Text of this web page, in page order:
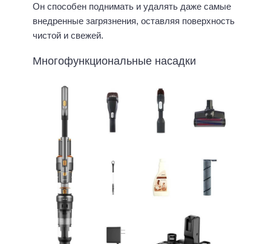
Он способен поднимать и удалять даже самые
внедренные загрязнения, оставляя поверхность
чистой и свежей.
Многофункциональные насадки